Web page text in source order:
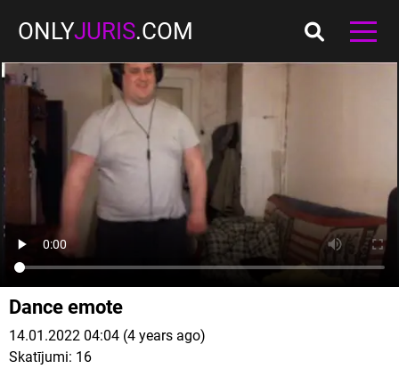
ONLYJURIS.COM
Dance emote
14.01.2022 04:04 (4 years ago)
Skatījumi: 16